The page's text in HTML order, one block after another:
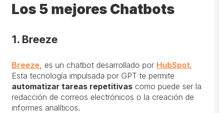
Los 5 mejores Chatbots
1. Breeze
Breeze , es un chatbot desarrollado por HubSpot.
Esta tecnología impulsada por GPT te permite
automatizar tareas repetitivas como puede ser la
redacción de correos electrónicos o la creación de
informes analíticos.